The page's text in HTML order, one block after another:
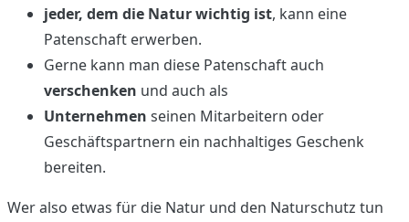
jeder, dem die Natur wichtig ist, kann eine
Patenschaft erwerben.
Gerne kann man diese Patenschaft auch
verschenken und auch als
Unternehmen seinen Mitarbeitern oder
Geschäftspartnern ein nachhaltiges Geschenk
bereiten.
Wer also etwas für die Natur und den Naturschutz tun